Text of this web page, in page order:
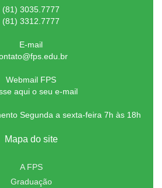
(81) 3035.7777
(81) 3312.7777
E-mail
Webmail FPS
aqui o seu e-mail
Segunda a sexta-feira 7h às 18h
Mapa do site
A FPS
Graduação